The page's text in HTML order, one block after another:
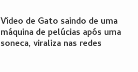
Vídeo de Gato saindo de uma
máquina de pelúcias após uma
soneca, viraliza nas redes